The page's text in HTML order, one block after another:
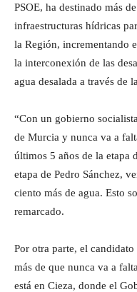
PSOE, ha destinado más
infraestructuras hídricas
la Región, incrementando
la interconexión de las
agua desalada a través de
“Con un gobierno
de Murcia y nunca va a
últimos 5 años de la etapa
etapa de Pedro Sánchez,
ciento más de agua. Esto
remarcado.
Por otra parte, el
más de que nunca va a
está en Cieza, donde el